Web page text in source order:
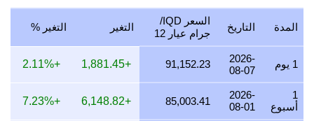
29 يوليو 2026 2,651,821.86
85,256.07
85,256,072.87
28 يوليو 2026 2,640,929.92
84,905.90
84,905,896.91
85,952.04
85,952,040.82
26 يوليو 2026 2,652,683.05
25 يوليو 2026 2,652,683.05
85,283.76
85,283,759.95
المدة التاريخ
السعر IQD/
جرام عيار 12
التغير التغير %
1 يوم
2026-
08-07
91,152.23
+1,881.45
+2.11%
1
أسبوع
2026-
08-01
85,003.41
+6,148.82
+7.23%